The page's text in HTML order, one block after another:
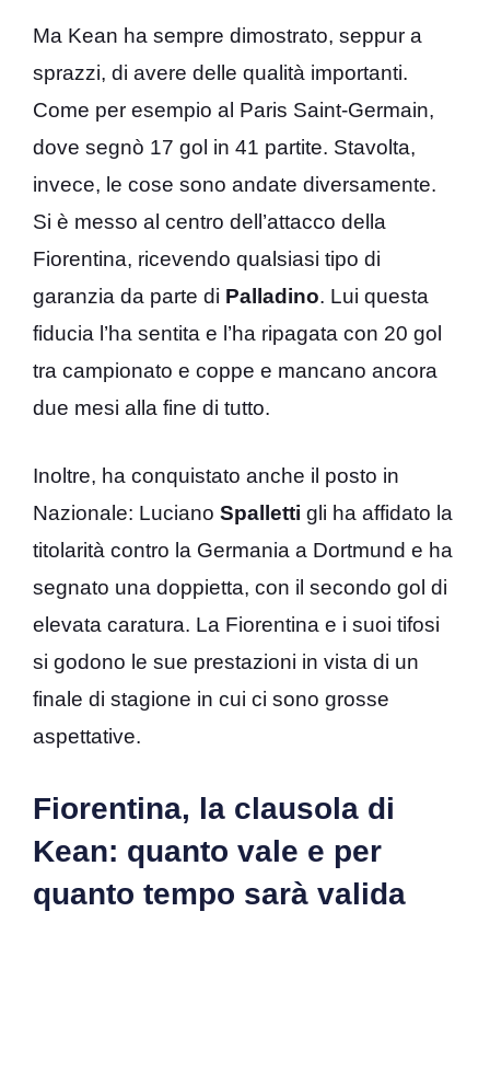
Ma Kean ha sempre dimostrato, seppur a
sprazzi, di avere delle qualità importanti.
Come per esempio al Paris Saint-Germain,
dove segnò 17 gol in 41 partite. Stavolta,
invece, le cose sono andate diversamente.
Si è messo al centro dell’attacco della
Fiorentina, ricevendo qualsiasi tipo di
garanzia da parte di Palladino. Lui questa
fiducia l’ha sentita e l’ha ripagata con 20 gol
tra campionato e coppe e mancano ancora
due mesi alla fine di tutto.
Inoltre, ha conquistato anche il posto in
Nazionale: Luciano Spalletti gli ha affidato la
titolarità contro la Germania a Dortmund e ha
segnato una doppietta, con il secondo gol di
elevata caratura. La Fiorentina e i suoi tifosi
si godono le sue prestazioni in vista di un
finale di stagione in cui ci sono grosse
aspettative.
Fiorentina, la clausola di
Kean: quanto vale e per
quanto tempo sarà valida